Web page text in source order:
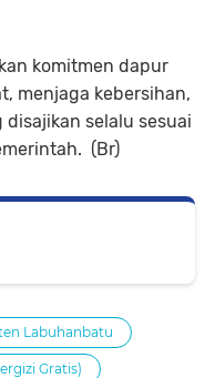
komitmen dapur
menjaga kebersihan,
selalu sesuai
(Br)
Labuhanbatu
Gratis)